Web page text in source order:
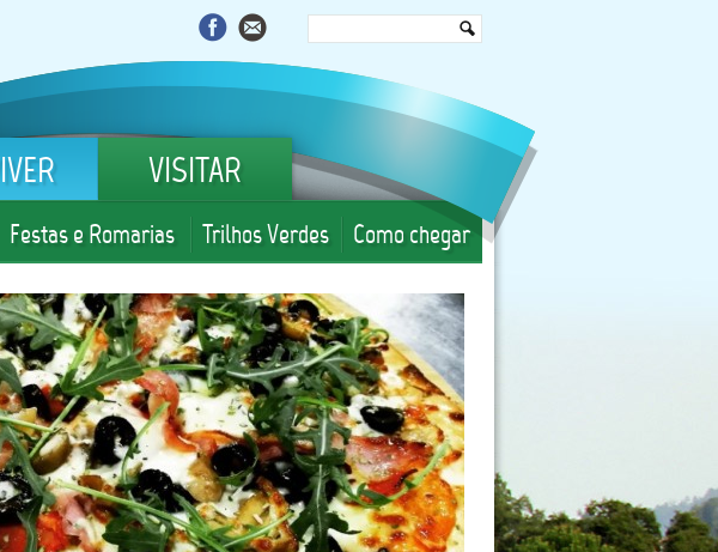
VISITAR
Festas e Romarias Trilhos Verdes Como chegar